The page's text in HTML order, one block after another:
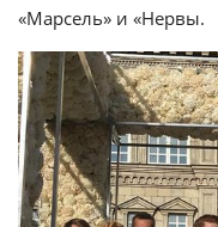
«Марсель» и «Нервы.